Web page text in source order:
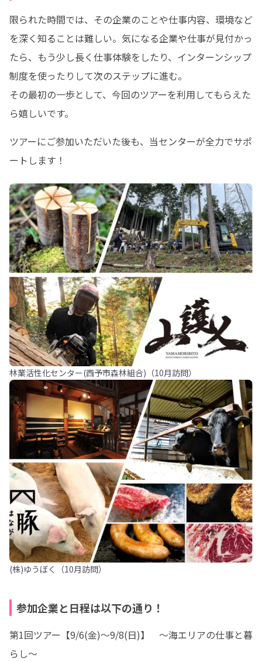
限られた時間では、その企業のことや仕事内容、環境など
を深く知ることは難しい。気になる企業や仕事が見付かっ
たら、もう少し長く仕事体験をしたり、インターンシップ
制度を使ったりして次のステップに進む。
その最初の一歩として、今回のツアーを利用してもらえた
ら嬉しいです。
ツアーにご参加いただいた後も、当センターが全力でサポ
ートします！
林業活性化センター(西予市森林組合)（10月訪問）
(株)ゆうぼく（10月訪問）
参加企業と日程は以下の通り！
第1回ツアー【9/6(金)～9/8(日)】　～海エリアの仕事と暮
らし～